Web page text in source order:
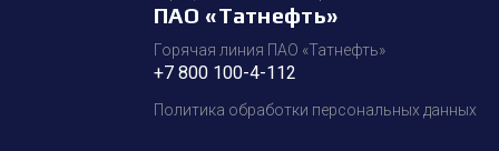
ПАО «Татнефть»
Горячая линия ПАО «Татнефть»
+7 800 100-4-112
Политика обработки персональных данных